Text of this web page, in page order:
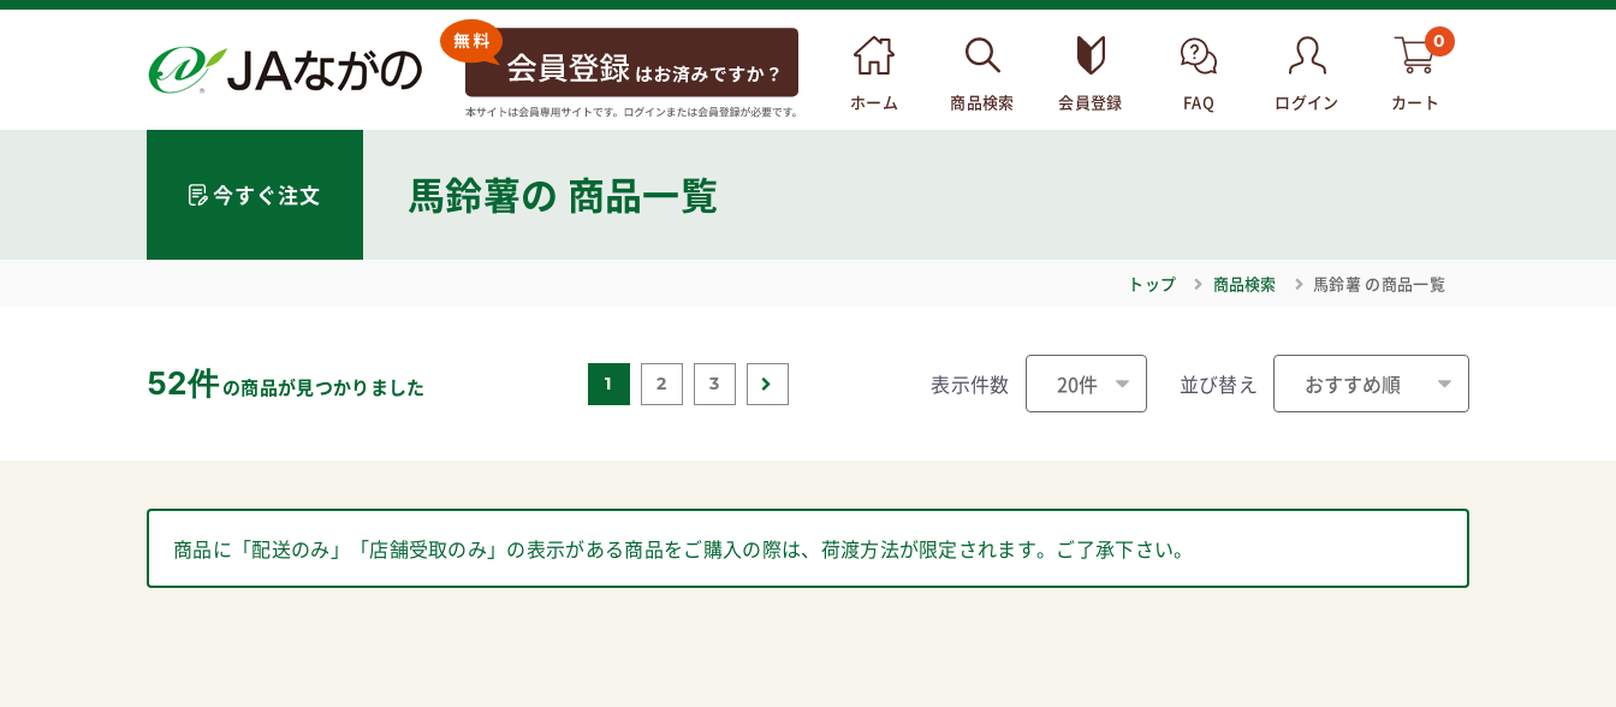
ホーム 商品検索 会員登録 FAQ ログイン
0
カート
今すぐ注文 馬鈴薯の 商品一覧
トップ 商品検索 馬鈴薯 の商品一覧
52件の商品が見つかりました 1 2 3 表示件数 並び替え
商品に「配送のみ」「店舗受取のみ」の表示がある商品をご購入の際は、荷渡方法が限定されます。ご了承下さい。